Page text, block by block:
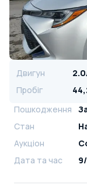
Двигун
Пробіг
Пошкодження
Стан
Аукціон
Дата та час